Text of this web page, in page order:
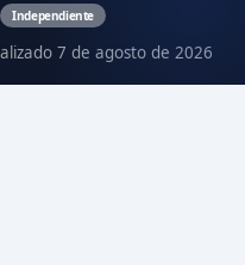
Independiente
7 de agosto de 2026